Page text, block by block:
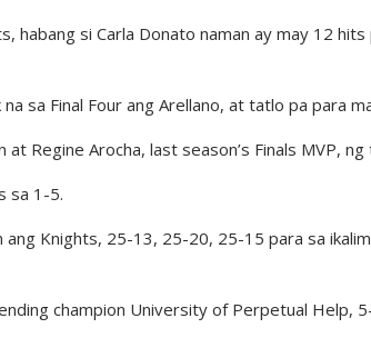
habang si Carla Donato naman ay may 12
sa Final Four ang Arellano, at tatlo pa para
at Regine Arocha, last season’s Finals MVP,
sa 1-5.
ang Knights, 25-13, 25-20, 25-15 para sa
champion University of Perpetual Help,